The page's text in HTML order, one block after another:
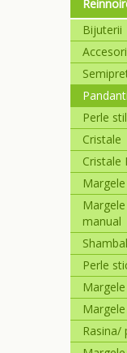
Bijuterii
Perle
Cristale
Cristale
manual
Perle
Rasina/